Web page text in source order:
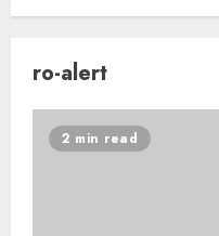
ro-alert
2 min read